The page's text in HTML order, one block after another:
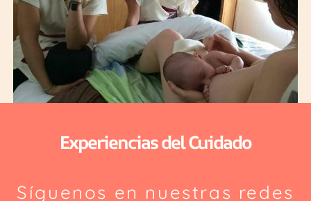
Experiencias del Cuidado
Síguenos en nuestras redes